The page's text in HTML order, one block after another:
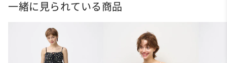
一緒に見られている商品